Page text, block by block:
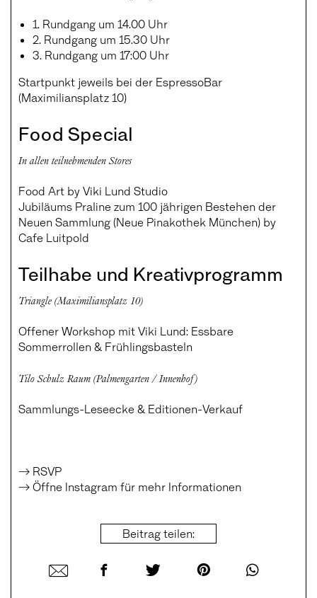
1. Rundgang um 14.00 Uhr
2. Rundgang um 15.30 Uhr
3. Rundgang um 17:00 Uhr
Startpunkt jeweils bei der EspressoBar
(Maximiliansplatz 10)
Food Special
In allen teilnehmenden Stores
Food Art by Viki Lund Studio
Jubiläums Praline zum 100 jährigen Bestehen der
Neuen Sammlung (Neue Pinakothek München) by
Cafe Luitpold
Teilhabe und Kreativprogramm
Triangle (Maximiliansplatz 10)
Offener Workshop mit Viki Lund: Essbare
Sommerrollen & Frühlingsbasteln
Tilo Schulz Raum (Palmengarten / Innenhof)
Sammlungs-Leseecke & Editionen-Verkauf
→ RSVP
→ Öffne Instagram für mehr Informationen
Beitrag teilen: